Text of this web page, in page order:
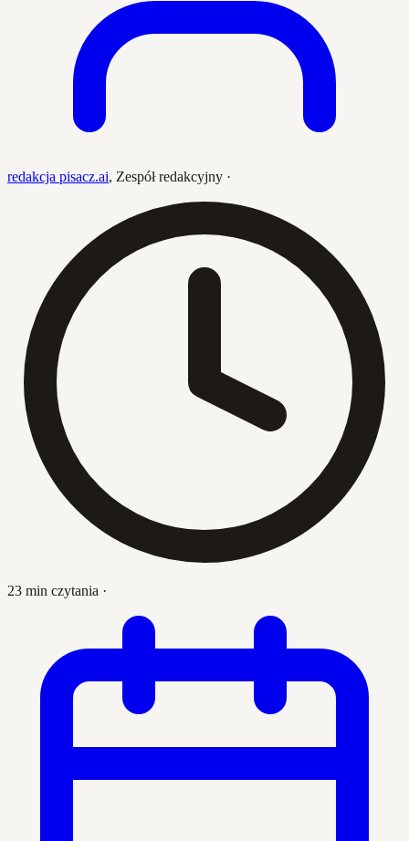
redakcja pisacz.ai, Zespół redakcyjny ·
23 min czytania ·